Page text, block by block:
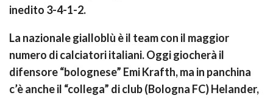
inedito 3-4-1-2.
La nazionale gialloblù è il team con il maggior
numero di calciatori italiani. Oggi giocherà il
difensore “bolognese” Emi Krafth, ma in panchina
c’è anche il “collega” di club (Bologna FC) Helander,